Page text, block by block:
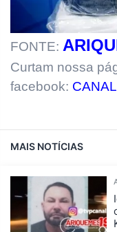
FONTE:
Curtam nossa
facebook:
MAIS NOTÍCIAS